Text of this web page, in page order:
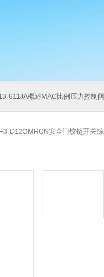
611JA概述MAC比例压力控制
D12OMRON安全门铰链开关